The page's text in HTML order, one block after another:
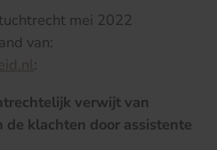
mei 2022
van:
:
verwijt van
klachten door assistente